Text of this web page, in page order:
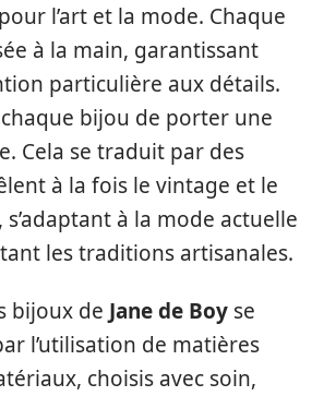
l’art et la mode. Chaque
à la main, garantissant
particulière aux détails.
bijou de porter une
Cela se traduit par des
à la fois le vintage et le
à la mode actuelle
les traditions artisanales.
bijoux de Jane de Boy se
l’utilisation de matières
choisis avec soin,